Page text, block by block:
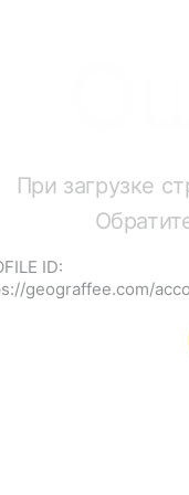
При загрузке
ID:
geograffee.com/